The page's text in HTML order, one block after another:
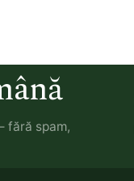
fără spam,